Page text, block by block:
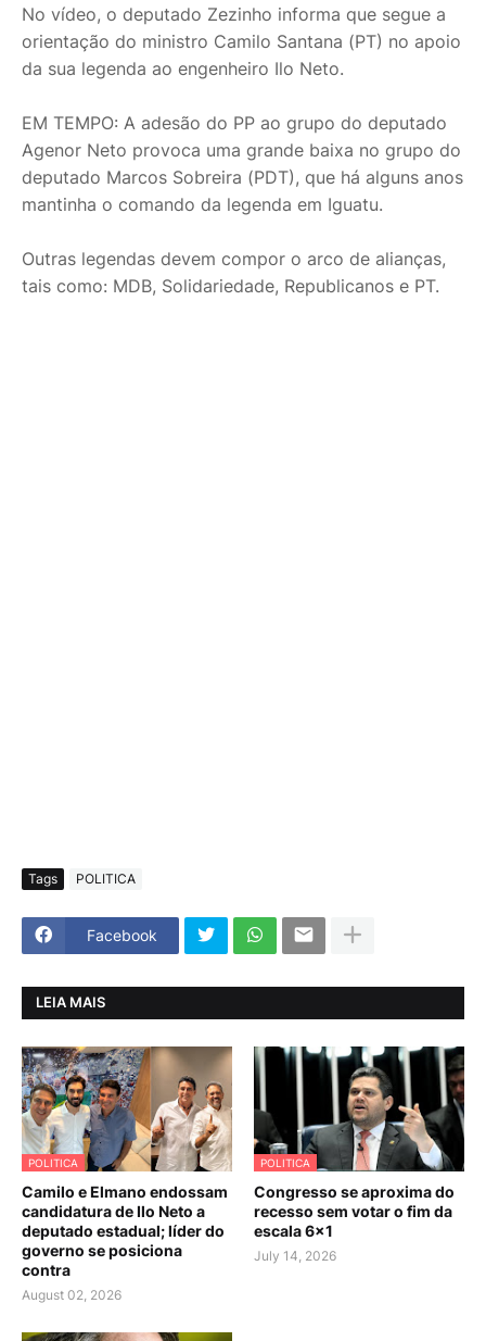
No vídeo, o deputado Zezinho informa que segue a
orientação do ministro Camilo Santana (PT) no apoio
da sua legenda ao engenheiro Ilo Neto.
EM TEMPO: A adesão do PP ao grupo do deputado
Agenor Neto provoca uma grande baixa no grupo do
deputado Marcos Sobreira (PDT), que há alguns anos
mantinha o comando da legenda em Iguatu.
Outras legendas devem compor o arco de alianças,
tais como: MDB, Solidariedade, Republicanos e PT.
Tags POLITICA
Facebook
LEIA MAIS
POLITICA
Camilo e Elmano endossam
candidatura de Ilo Neto a
deputado estadual; líder do
governo se posiciona
contra
August 02, 2026
POLITICA
Congresso se aproxima do
recesso sem votar o fim da
escala 6×1
July 14, 2026